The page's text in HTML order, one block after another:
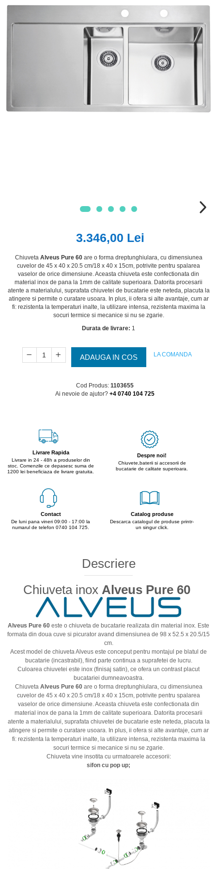
3.346,00 Lei
Chiuveta Alveus Pure 60are o forma dreptunghiulara, cu dimensiunea
cuvelor de 45 x 40 x 20.5 cm/18 x 40 x 15cm, potrivite pentru spalarea
vaselor de orice dimensiune. Aceasta chiuveta este confectionata din
material inox de pana la 1mm de calitate superioara. Datorita procesarii
atente a materialului, suprafata chiuvetei de bucatarie este neteda, placuta la
atingere si permite o curatare usoara. In plus, ii ofera si alte avantaje, cum ar
fi: rezistenta la temperaturi inalte, la utilizare intensa, rezistenta maxima la
socuri termice si mecanice si nu se zgarie.
Durata de livrare: 1
ADAUGA IN COS LA COMANDA
Cod Produs: 1103655
Ai nevoie de ajutor? +4 0740 104 725
Livrare Rapida
Livrare in 24 - 48h a produselor din
stoc. Comenzile ce depasesc suma de
1200 lei beneficiaza de livrare gratuita.
Despre noi!
Chiuvete,baterii si accesorii de
bucatarie de calitate superioara.
Contact
De luni pana vineri 09:00 - 17:00 la
numarul de telefon 0740 104 725.
Catalog produse
Descarca catalogul de produse printr-
un singur click.
Descriere
Chiuveta inox Alveus Pure 60
Alveus Pure 60 este o chiuveta de bucatarie realizata din material inox. Este
formata din doua cuve si picurator avand dimensiunea de 98 x 52.5 x 20.5/15
cm.
Acest model de chiuveta Alveus este conceput pentru montajul pe blatul de
bucatarie (incastrabil), fiind parte continua a suprafetei de lucru.
Culoarea chiuvetei este inox (finisaj satin), ce ofera un contrast placut
bucatariei dumneavoastra.
Chiuveta Alveus Pure 60are o forma dreptunghiulara, cu dimensiunea
cuvelor de 45 x 40 x 20.5 cm/18 x 40 x 15cm, potrivite pentru spalarea
vaselor de orice dimensiune. Aceasta chiuveta este confectionata din
material inox de pana la 1mm de calitate superioara. Datorita procesarii
atente a materialului, suprafata chiuvetei de bucatarie este neteda, placuta la
atingere si permite o curatare usoara. In plus, ii ofera si alte avantaje, cum ar
fi: rezistenta la temperaturi inalte, la utilizare intensa, rezistenta maxima la
socuri termice si mecanice si nu se zgarie.
Chiuveta vine insotita cu urmatoarele accesorii:
sifon cu pop up;